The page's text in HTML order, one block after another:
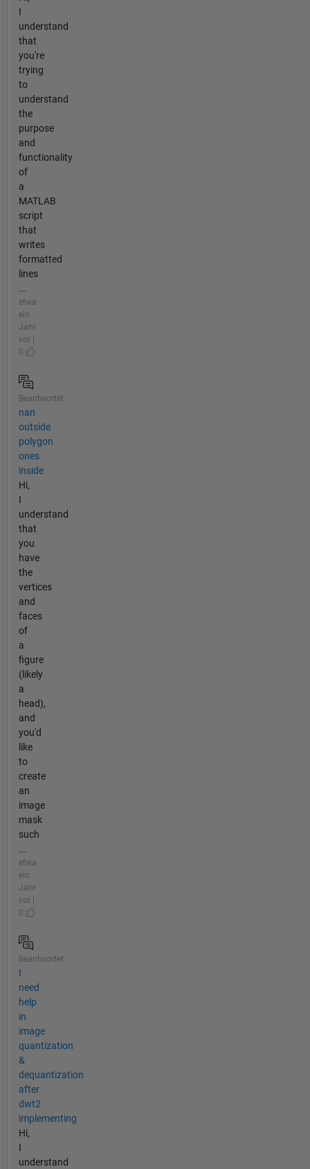
I
understand
that
you're
trying
to
understand
the
purpose
and
functionality
of
a
MATLAB
script
that
writes
formatted
lines
...
etwa
ein
Jahr
vor |
0
Beantwortet
nan
outside
polygon
ones
inside
Hi,
I
understand
that
you
have
the
vertices
and
faces
of
a
figure
(likely
a
head),
and
you'd
like
to
create
an
image
mask
such
...
etwa
ein
Jahr
vor |
0
Beantwortet
I
need
help
in
image
quantization
&
dequantization
after
dwt2
implementing
Hi,
I
understand